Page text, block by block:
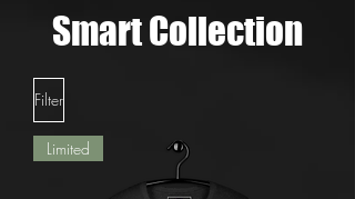
Smart Collection
Filter
Limited